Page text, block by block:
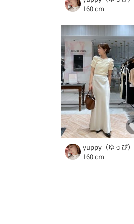
160 cm
yuppy（ゆっぴ）
160 cm